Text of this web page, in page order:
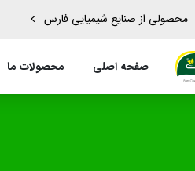
محصولی از صنایع شیمیایی فارس
صفحه اصلی محصولات ما